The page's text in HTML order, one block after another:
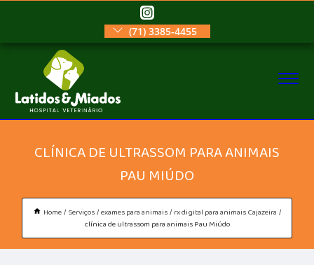
(71) 3385-4455
CLÍNICA DE ULTRASSOM PARA ANIMAIS
PAU MIÚDO
Home Serviços exames para animais rx digital para animais Cajazeira
clínica de ultrassom para animais Pau Miúdo